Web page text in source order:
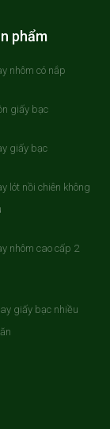
phẩm
nhôm có nắp
giấy bạc
giấy bạc
lót nồi chiên không
nhôm cao cấp 2
giấy bạc nhiều